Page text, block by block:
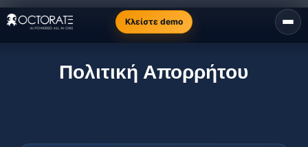
Κλείστε demo
Πολιτική Απορρήτου